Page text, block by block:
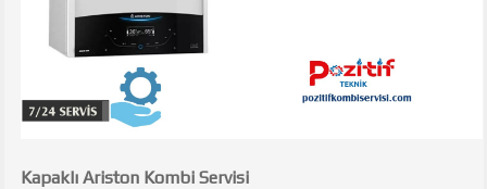
Kapaklı Ariston Kombi Servisi